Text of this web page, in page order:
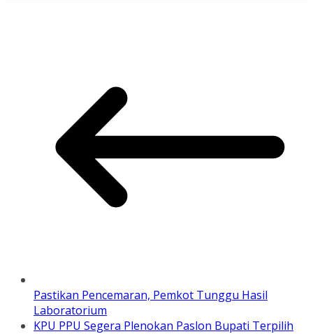
Pastikan Pencemaran, Pemkot Tunggu Hasil
Laboratorium
KPU PPU Segera Plenokan Paslon Bupati Terpilih